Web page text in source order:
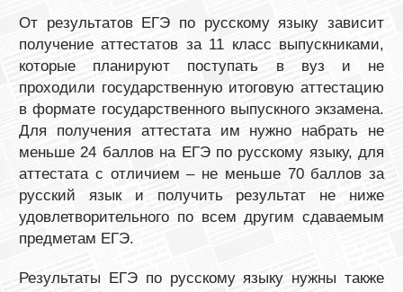
От результатов ЕГЭ по русскому языку зависит
получение аттестатов за 11 класс выпускниками,
которые планируют поступать в вуз и не
проходили государственную итоговую аттестацию
в формате государственного выпускного экзамена.
Для получения аттестата им нужно набрать не
меньше 24 баллов на ЕГЭ по русскому языку, для
аттестата с отличием – не меньше 70 баллов за
русский язык и получить результат не ниже
удовлетворительного по всем другим сдаваемым
предметам ЕГЭ. ⠀
Результаты ЕГЭ по русскому языку нужны также